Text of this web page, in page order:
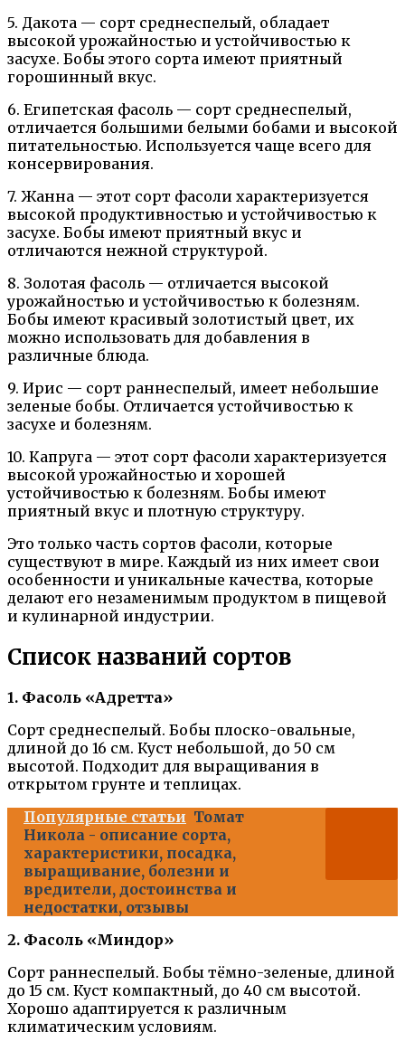
5. Дакота — сорт среднеспелый, обладает
высокой урожайностью и устойчивостью к
засухе. Бобы этого сорта имеют приятный
горошинный вкус.
6. Египетская фасоль — сорт среднеспелый,
отличается большими белыми бобами и высокой
питательностью. Используется чаще всего для
консервирования.
7. Жанна — этот сорт фасоли характеризуется
высокой продуктивностью и устойчивостью к
засухе. Бобы имеют приятный вкус и
отличаются нежной структурой.
8. Золотая фасоль — отличается высокой
урожайностью и устойчивостью к болезням.
Бобы имеют красивый золотистый цвет, их
можно использовать для добавления в
различные блюда.
9. Ирис — сорт раннеспелый, имеет небольшие
зеленые бобы. Отличается устойчивостью к
засухе и болезням.
10. Капруга — этот сорт фасоли характеризуется
высокой урожайностью и хорошей
устойчивостью к болезням. Бобы имеют
приятный вкус и плотную структуру.
Это только часть сортов фасоли, которые
существуют в мире. Каждый из них имеет свои
особенности и уникальные качества, которые
делают его незаменимым продуктом в пищевой
и кулинарной индустрии.
Список названий сортов
1. Фасоль «Адретта»
Сорт среднеспелый. Бобы плоско-овальные,
длиной до 16 см. Куст небольшой, до 50 см
высотой. Подходит для выращивания в
открытом грунте и теплицах.
Популярные статьи Томат
Никола - описание сорта,
характеристики, посадка,
выращивание, болезни и
вредители, достоинства и
недостатки, отзывы
2. Фасоль «Миндор»
Сорт раннеспелый. Бобы тёмно-зеленые, длиной
до 15 см. Куст компактный, до 40 см высотой.
Хорошо адаптируется к различным
климатическим условиям.